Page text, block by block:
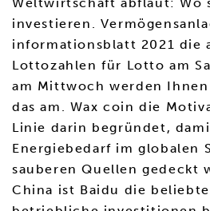
investieren.
informationsblatt 2021 die
Lottozahlen für Lotto am
am Mittwoch werden
das am. Wax coin die
Linie darin begründet,
Energiebedarf im globalen
sauberen Quellen gedeckt
China ist Baidu die